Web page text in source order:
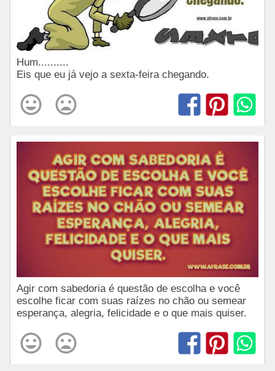
Hum..........
Eis que eu já vejo a sexta-feira chegando.
Agir com sabedoria é questão de escolha e você
escolhe ficar com suas raízes no chão ou semear
esperança, alegria, felicidade e o que mais quiser.